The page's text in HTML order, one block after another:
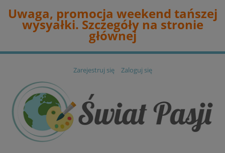
Uwaga, promocja weekend tańszej
wysyałki. Szczegóły na stronie
głównej
Zarejestruj się Zaloguj się